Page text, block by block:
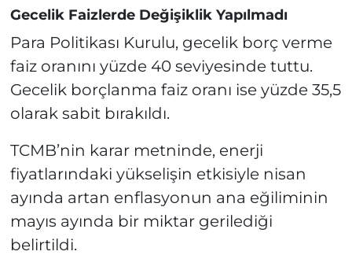
Gecelik Faizlerde Değişiklik Yapılmadı
Para Politikası Kurulu, gecelik borç verme
faiz oranını yüzde 40 seviyesinde tuttu.
Gecelik borçlanma faiz oranı ise yüzde 35,5
olarak sabit bırakıldı.
TCMB’nin karar metninde, enerji
fiyatlarındaki yükselişin etkisiyle nisan
ayında artan enflasyonun ana eğiliminin
mayıs ayında bir miktar gerilediği
belirtildi.